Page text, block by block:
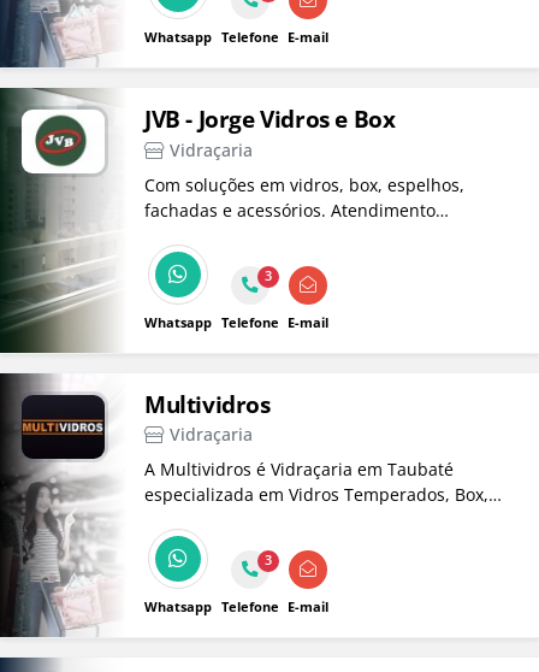
Whatsapp Telefone E-mail
JVB - Jorge Vidros e Box
Vidraçaria
Com soluções em vidros, box, espelhos,
fachadas e acessórios. Atendimento
instalação imediata.
Whatsapp
3
Telefone E-mail
Multividros
Vidraçaria
A Multividros é Vidraçaria em Taubaté
especializada em Vidros Temperados, Box,
Whatsapp
3
Telefone E-mail